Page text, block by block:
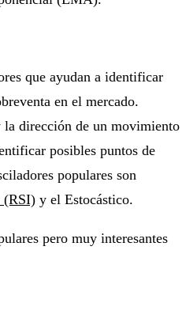
que ayudan a identificar
en el mercado.
dirección de un movimiento
posibles puntos de
populares son
(RSI) y el Estocástico.
pero muy interesantes